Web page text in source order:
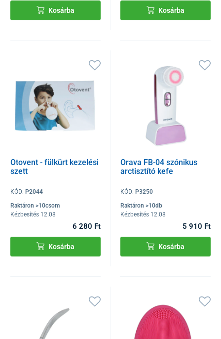
Kosárba Kosárba
Otovent - fülkürt kezelési
szett
KÓD: P2044
Raktáron >10csom
Kézbesítés 12.08
6 280 Ft
Kosárba
Orava FB-04 szónikus
arctisztító kefe
KÓD: P3250
Raktáron >10db
Kézbesítés 12.08
5 910 Ft
Kosárba